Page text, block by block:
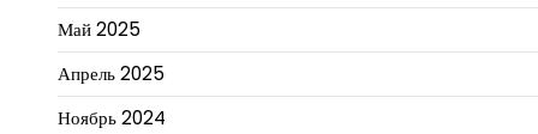
Май 2025
Апрель 2025
Ноябрь 2024